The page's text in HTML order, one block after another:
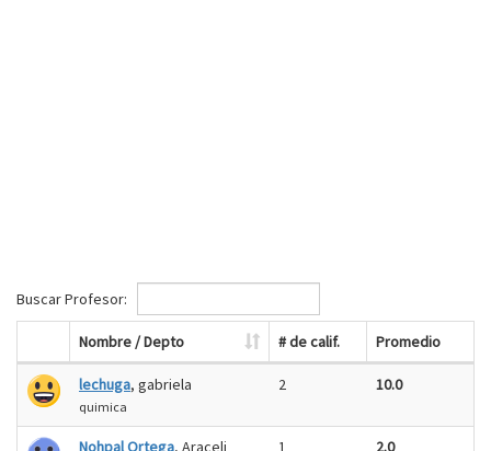
Buscar Profesor:
Nombre / Depto # de calif. Promedio
lechuga, gabriela
quimica
2 10.0
Nohpal Ortega, Araceli 1 2.0